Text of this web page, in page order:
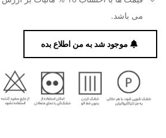
می باشد.
موجود شد به من اطلاع بده